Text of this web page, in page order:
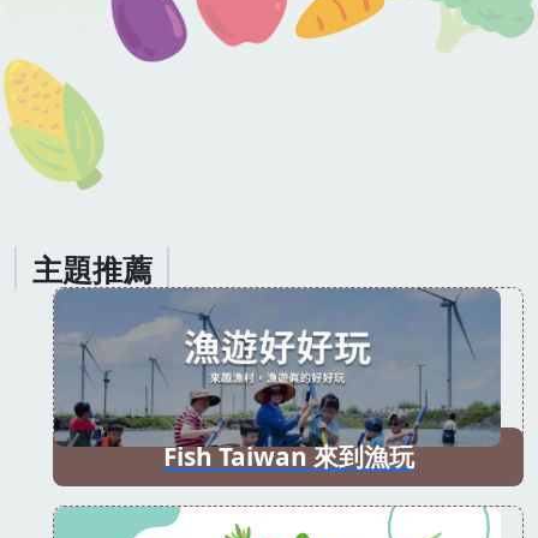
室」吧！
主題推薦
Fish Taiwan 來到漁玩